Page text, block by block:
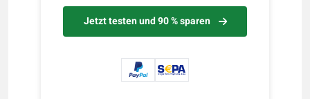
Jetzt testen und 90 % sparen